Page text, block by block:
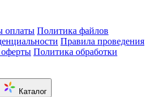
оплаты Политика файлов
Правила проведения
Политика обработки
Каталог